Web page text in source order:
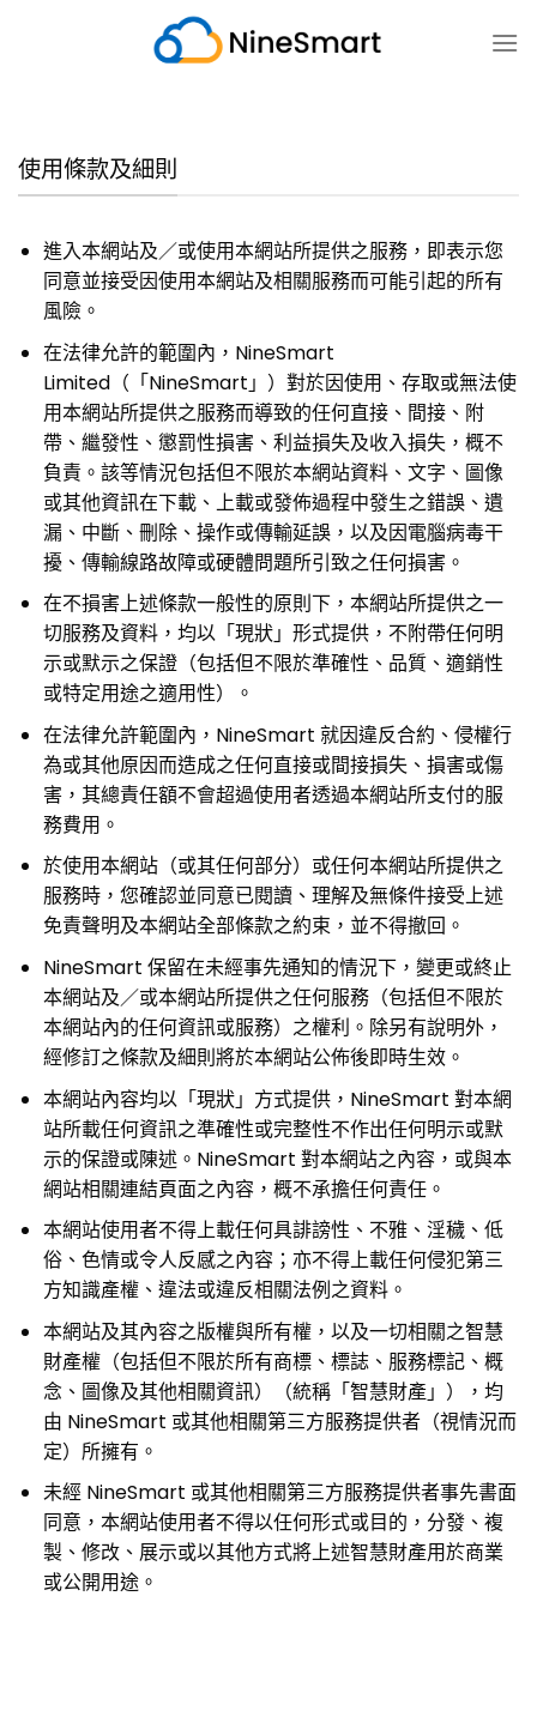
使用條款及細則
進入本網站及／或使用本網站所提供之服務，即表示您
同意並接受因使用本網站及相關服務而可能引起的所有
風險。
在法律允許的範圍內，NineSmart
Limited（「NineSmart」）對於因使用、存取或無法使
用本網站所提供之服務而導致的任何直接、間接、附
帶、繼發性、懲罰性損害、利益損失及收入損失，概不
負責。該等情況包括但不限於本網站資料、文字、圖像
或其他資訊在下載、上載或發佈過程中發生之錯誤、遺
漏、中斷、刪除、操作或傳輸延誤，以及因電腦病毒干
擾、傳輸線路故障或硬體問題所引致之任何損害。
在不損害上述條款一般性的原則下，本網站所提供之一
切服務及資料，均以「現狀」形式提供，不附帶任何明
示或默示之保證（包括但不限於準確性、品質、適銷性
或特定用途之適用性）。
在法律允許範圍內，NineSmart 就因違反合約、侵權行
為或其他原因而造成之任何直接或間接損失、損害或傷
害，其總責任額不會超過使用者透過本網站所支付的服
務費用。
於使用本網站（或其任何部分）或任何本網站所提供之
服務時，您確認並同意已閱讀、理解及無條件接受上述
免責聲明及本網站全部條款之約束，並不得撤回。
NineSmart 保留在未經事先通知的情況下，變更或終止
本網站及／或本網站所提供之任何服務（包括但不限於
本網站內的任何資訊或服務）之權利。除另有說明外，
經修訂之條款及細則將於本網站公佈後即時生效。
本網站內容均以「現狀」方式提供，NineSmart 對本網
站所載任何資訊之準確性或完整性不作出任何明示或默
示的保證或陳述。NineSmart 對本網站之內容，或與本
網站相關連結頁面之內容，概不承擔任何責任。
本網站使用者不得上載任何具誹謗性、不雅、淫穢、低
俗、色情或令人反感之內容；亦不得上載任何侵犯第三
方知識產權、違法或違反相關法例之資料。
本網站及其內容之版權與所有權，以及一切相關之智慧
財產權（包括但不限於所有商標、標誌、服務標記、概
念、圖像及其他相關資訊）（統稱「智慧財產」），均
由 NineSmart 或其他相關第三方服務提供者（視情況而
定）所擁有。
未經 NineSmart 或其他相關第三方服務提供者事先書面
同意，本網站使用者不得以任何形式或目的，分發、複
製、修改、展示或以其他方式將上述智慧財產用於商業
或公開用途。